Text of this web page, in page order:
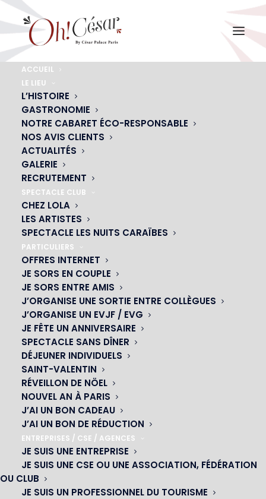
ACCUEIL
LE LIEU
L’HISTOIRE
GASTRONOMIE
NOTRE CABARET ÉCO-RESPONSABLE
NOS AVIS CLIENTS
ACTUALITÉS
GALERIE
RECRUTEMENT
SPECTACLE CLUB
CHEZ LOLA
LES ARTISTES
SPECTACLE LES NUITS CARAÏBES
PARTICULIERS
OFFRES INTERNET
JE SORS EN COUPLE
JE SORS ENTRE AMIS
J’ORGANISE UNE SORTIE ENTRE COLLÈGUES
J’ORGANISE UN EVJF / EVG
JE FÊTE UN ANNIVERSAIRE
SPECTACLE SANS DÎNER
DÉJEUNER INDIVIDUELS
SAINT-VALENTIN
RÉVEILLON DE NÖEL
NOUVEL AN À PARIS
J’AI UN BON CADEAU
J’AI UN BON DE RÉDUCTION
ENTREPRISES / CSE / AGENCES
JE SUIS UNE ENTREPRISE
JE SUIS UNE CSE OU UNE ASSOCIATION, FÉDÉRATION
OU CLUB
JE SUIS UN PROFESSIONNEL DU TOURISME
Accueil
OH! CÉSAR
|